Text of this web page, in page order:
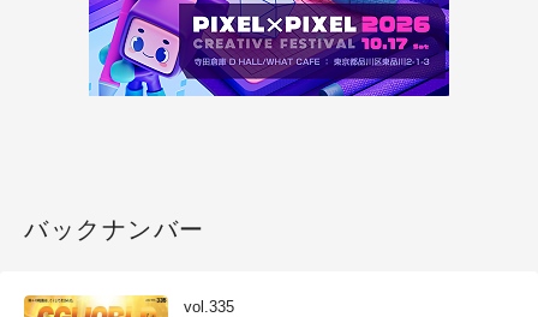
バックナンバー
vol.335